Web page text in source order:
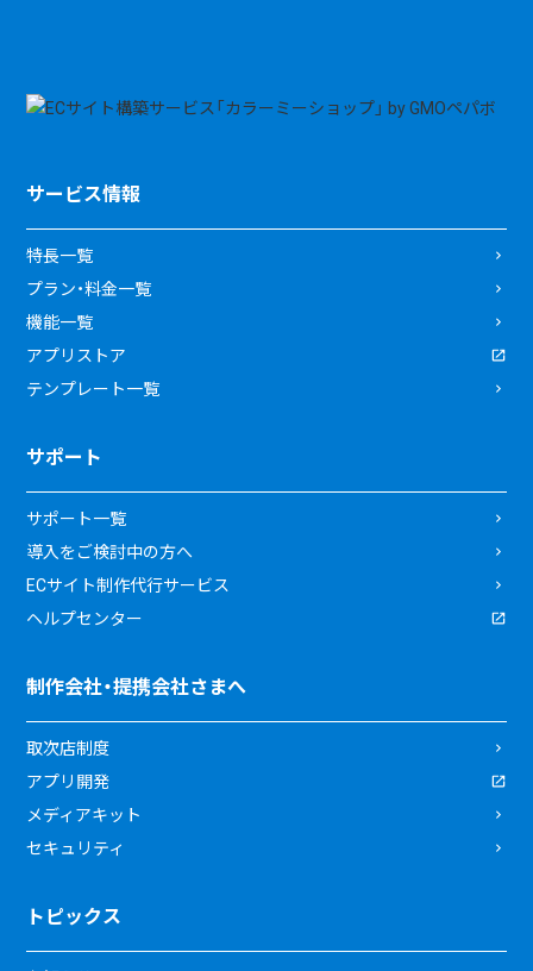
サービス情報
特長一覧
プラン・料金一覧
機能一覧
アプリストア
テンプレート一覧
サポート
サポート一覧
導入をご検討中の方へ
ECサイト制作代行サービス
ヘルプセンター
制作会社・提携会社さまへ
取次店制度
アプリ開発
メディアキット
セキュリティ
トピックス